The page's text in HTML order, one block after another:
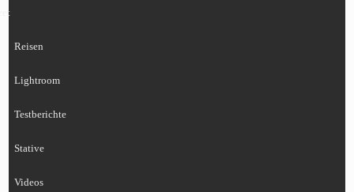
Reisen
Lightroom
Testberichte
Stative
Videos